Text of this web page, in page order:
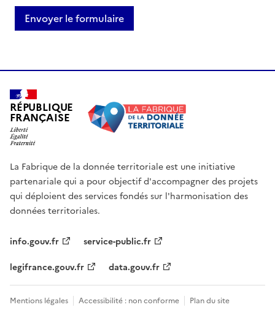
RÉPUBLIQUE
FRANÇAISE
La Fabrique de la donnée territoriale est une initiative
partenariale qui a pour objectif d'accompagner des projets
qui déploient des services fondés sur l'harmonisation des
données territoriales.
info.gouv.fr
service-public.fr
legifrance.gouv.fr
data.gouv.fr
Mentions légales Accessibilité : non conforme Plan du site